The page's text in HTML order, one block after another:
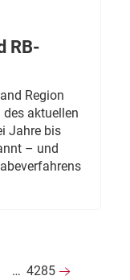
RB-
Region
aktuellen
Jahre bis
– und
… 4285